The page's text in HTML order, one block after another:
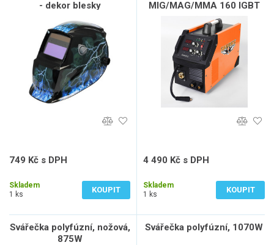
- dekor blesky
749 Kč s DPH
Skladem
1 ks
KOUPIT
MIG/MAG/MMA 160 IGBT
4 490 Kč s DPH
Skladem
1 ks
KOUPIT
Svářečka polyfúzní, nožová,
875W
Svářečka polyfúzní, 1070W